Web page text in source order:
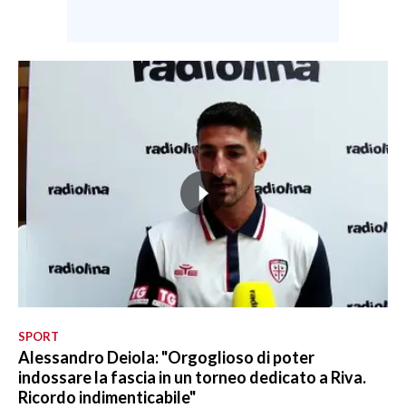
SPORT
Alessandro Deiola: "Orgoglioso di poter
indossare la fascia in un torneo dedicato a Riva.
Ricordo indimenticabile"